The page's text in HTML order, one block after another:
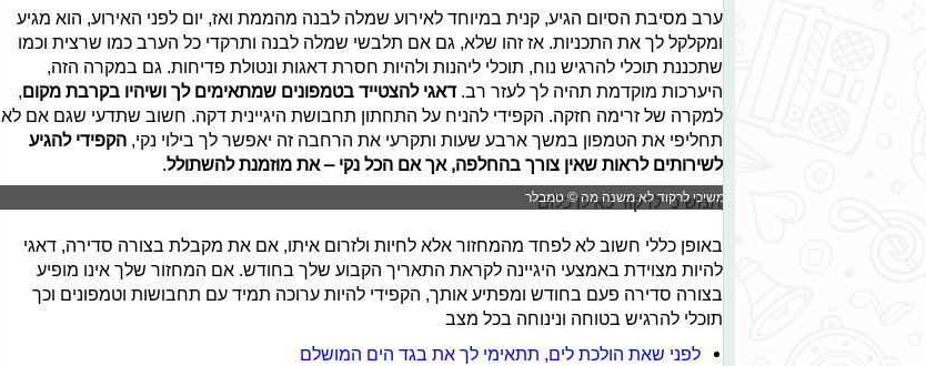
ערב מסיבת הסיום הגיע, קנית במיוחד לאירוע שמלה לבנה מהממת ואז, יום לפני האירוע, הוא מגיע
ומקלקל לך את התכניות. אז זהו שלא, גם אם תלבשי שמלה לבנה ותרקדי כל הערב כמו שרצית וכמו
שתכננת תוכלי להרגיש נוח, תוכלי ליהנות ולהיות חסרת דאגות ונטולת פדיחות. גם במקרה הזה,
היערכות מוקדמת תהיה לך לעזר רב. דאגי להצטייד בטמפונים שמתאימים לך ושיהיו בקרבת מקום,
למקרה של זרימה חזקה. הקפידי להניח על התחתון תחבושת היגיינית דקה. חשוב שתדעי שגם אם לא
תחליפי את הטמפון במשך ארבע שעות ותקרעי את הרחבה זה יאפשר לך בילוי נקי, הקפידי להגיע
לשירותים לראות שאין צורך בהחלפה, אך אם הכל נקי – את מוזמנת להשתולל.
תמשיכי לרקוד לא משנה מה © טמבלר
באופן כללי חשוב לא לפחד מהמחזור אלא לחיות ולזרום איתו, אם את מקבלת בצורה סדירה, דאגי
להיות מצוידת באמצעי היגיינה לקראת התאריך הקבוע שלך בחודש. אם המחזור שלך אינו מופיע
בצורה סדירה פעם בחודש ומפתיע אותך, הקפידי להיות ערוכה תמיד עם תחבושות וטמפונים וכך
תוכלי להרגיש בטוחה ונינוחה בכל מצב
לפני שאת הולכת לים, תתאימי לך את בגד הים המושלם